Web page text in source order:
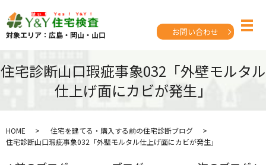
対象エリア：広島・岡山・山口 お問い合わせ
住宅診断山口瑕疵事象032「外壁モルタル
仕上げ面にカビが発生」
HOME
住宅を建てる・購入する前の住宅診断ブログ
住宅診断山口瑕疵事象032「外壁モルタル仕上げ面にカビが発生」